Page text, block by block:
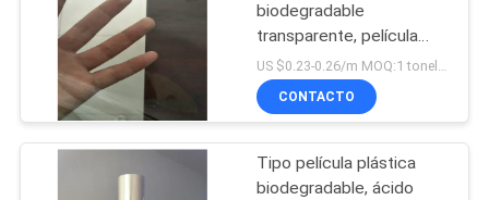
SITIO
PRIVACY
POLICY
biodegradable
transparente, película
abonable plástica del
embalaje del PLA
US $0.23-0.26/m MOQ:1 tonelada
CONTACTO
Tipo película plástica
biodegradable, ácido